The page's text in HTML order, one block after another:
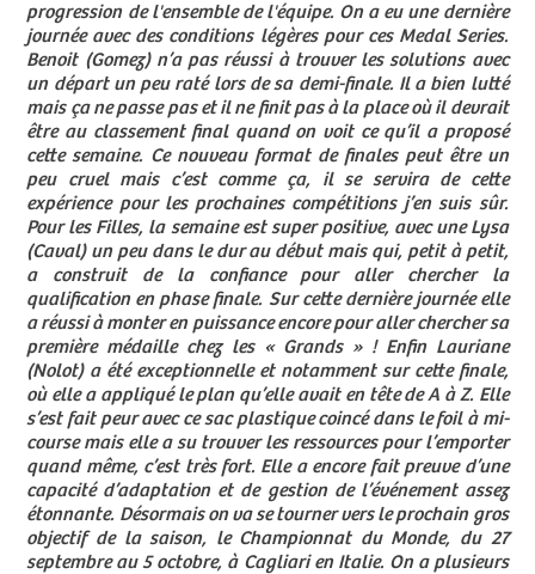
progression de l'ensemble de l'équipe. On a eu une dernière
journée avec des conditions légères pour ces Medal Series.
Benoit (Gomez) n’a pas réussi à trouver les solutions avec
un départ un peu raté lors de sa demi-finale. Il a bien lutté
mais ça ne passe pas et il ne finit pas à la place où il devrait
être au classement final quand on voit ce qu’il a proposé
cette semaine. Ce nouveau format de finales peut être un
peu cruel mais c’est comme ça, il se servira de cette
expérience pour les prochaines compétitions j’en suis sûr.
Pour les Filles, la semaine est super positive, avec une Lysa
(Caval) un peu dans le dur au début mais qui, petit à petit,
a construit de la confiance pour aller chercher la
qualification en phase finale. Sur cette dernière journée elle
a réussi à monter en puissance encore pour aller chercher sa
première médaille chez les « Grands » ! Enfin Lauriane
(Nolot) a été exceptionnelle et notamment sur cette finale,
où elle a appliqué le plan qu’elle avait en tête de A à Z. Elle
s’est fait peur avec ce sac plastique coincé dans le foil à mi-
course mais elle a su trouver les ressources pour l’emporter
quand même, c’est très fort. Elle a encore fait preuve d’une
capacité d’adaptation et de gestion de l’événement assez
étonnante. Désormais on va se tourner vers le prochain gros
objectif de la saison, le Championnat du Monde, du 27
septembre au 5 octobre, à Cagliari en Italie. On a plusieurs